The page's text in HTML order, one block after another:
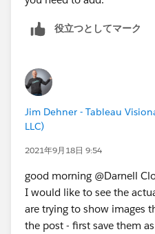
役立つとしてマーク
Jim Dehner - Tableau
LLC)
2021年9月18日 9:54
good morning @Darnell
I would like to see the
are trying to show images
the post - first save them